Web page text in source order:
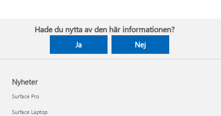
Hade du nytta av den här informationen?
Ja Nej
Nyheter
Surface Pro
Surface Laptop